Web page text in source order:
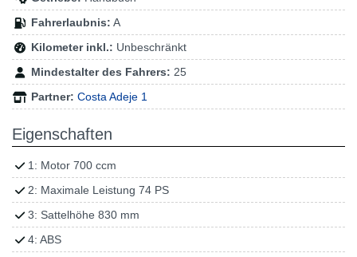
Fahrerlaubnis: A
Kilometer inkl.: Unbeschränkt
Mindestalter des Fahrers: 25
Partner: Costa Adeje 1
Eigenschaften
1: Motor 700 ccm
2: Maximale Leistung 74 PS
3: Sattelhöhe 830 mm
4: ABS